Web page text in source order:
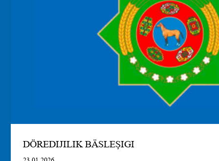
DÖREDIJILIK BÄSLEŞIGI